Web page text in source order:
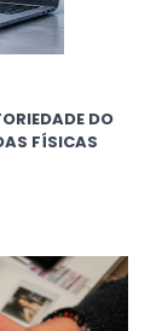
DO
FÍSICAS